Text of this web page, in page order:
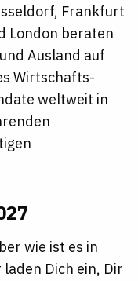
Frankfurt
London beraten
Ausland auf
Wirtschafts­
weltweit in
wie ist es in
Dich ein, Dir